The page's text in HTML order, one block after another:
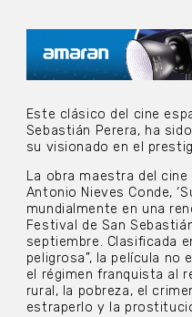
Este clásico del cine
Sebastián Perera, ha
su visionado en el
La obra maestra del
Antonio Nieves Conde,
mundialmente en una
Festival de San
septiembre. Clasificada
peligrosa”, la película
el régimen franquista al
rural, la pobreza, el
estraperlo y la